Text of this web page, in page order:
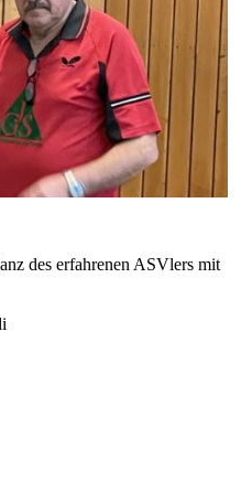
des erfahrenen ASVlers mit